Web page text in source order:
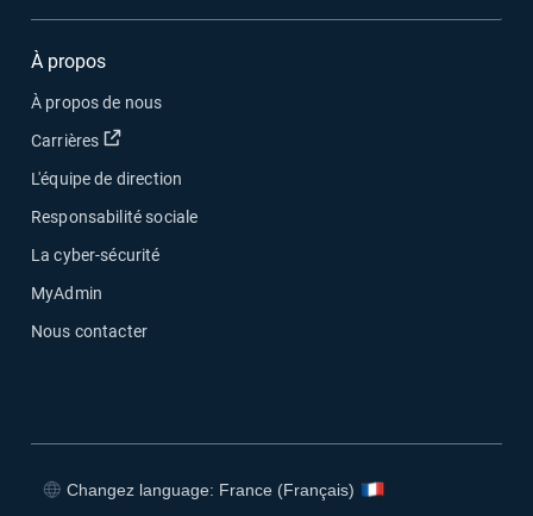
À propos
À propos de nous
Carrières
Ouvrir dans une nouvelle fenêtre
L'équipe de direction
Responsabilité sociale
La cyber-sécurité
MyAdmin
Nous contacter
Changez language: France (Français)